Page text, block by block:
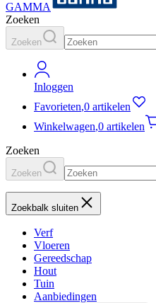
GAMMA
Zoeken
Zoeken
Inloggen
Favorieten,0 artikelen
Winkelwagen,0 artikelen
Zoeken
Zoeken
Zoekbalk sluiten
Verf
Vloeren
Gereedschap
Hout
Tuin
Aanbiedingen